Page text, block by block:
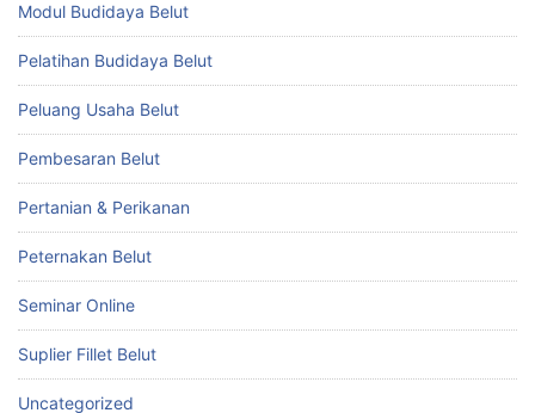
Modul Budidaya Belut
Pelatihan Budidaya Belut
Peluang Usaha Belut
Pembesaran Belut
Pertanian & Perikanan
Peternakan Belut
Seminar Online
Suplier Fillet Belut
Uncategorized